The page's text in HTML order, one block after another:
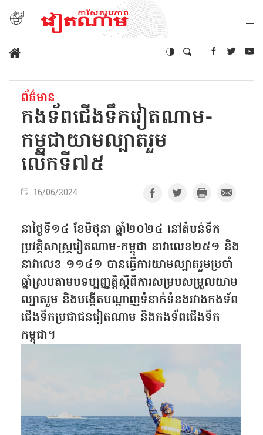
ព័ត៌មាន
កងទ័ពជើងទឹកវៀតណាម-
កម្ពុជាយាមល្បាតរួម
លើកទី៧៥
16/06/2024
នាថ្ងៃទី១៤ ខែមិថុនា ឆ្នាំ២០២៤ នៅតំបន់ទឹក
ប្រវត្តិសាស្ត្រវៀតណាម-កម្ពុជា នាវាលេខ២៥១ និង
នាវាលេខ ១១៤១ បានធ្វើការយាមល្បាតរួមប្រចាំ
ឆ្នាំស្របតាមបទប្បញ្ញត្តិស្តីពីការសម្របសម្រួលយាម
ល្បាតរួម និងបង្កើតបណ្តាញទំនាក់ទំនងរវាងកងទ័ព
ជើងទឹកប្រជាជនវៀតណាម និងកងទ័ពជើងទឹក
កម្ពុជា។